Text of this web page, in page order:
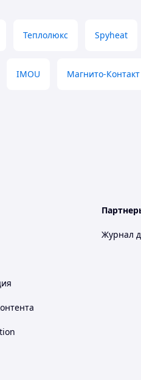
Теплолюкс Spyheat
IMOU Магнито-Контакт
Журнал